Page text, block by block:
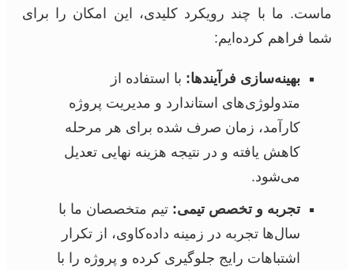
ماست. ما با چند رویکرد کلیدی، این امکان را برای
شما فراهم کرده‌ایم:
بهینه‌سازی فرآیندها: با استفاده از
متدولوژی‌های استاندارد و مدیریت پروژه
کارآمد، زمان صرف شده برای هر مرحله
کاهش یافته و در نتیجه هزینه نهایی تعدیل
می‌شود.
تجربه و تخصص تیمی: تیم متخصصان ما با
سال‌ها تجربه در زمینه داده‌کاوی، از تکرار
اشتباهات رایج جلوگیری کرده و پروژه را با